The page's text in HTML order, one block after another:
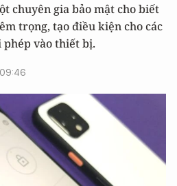
chuyên gia bảo mật cho biết
trọng, tạo điều kiện cho các
vào thiết bị.